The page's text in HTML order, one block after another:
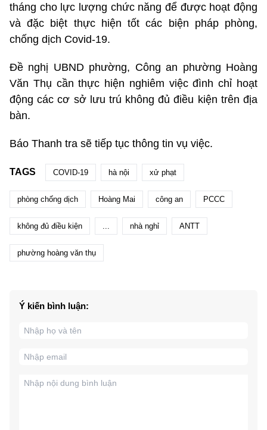
tháng cho lực lượng chức năng để được hoạt động
và đặc biệt thực hiện tốt các biện pháp phòng,
chống dịch Covid-19.
Đề nghị UBND phường, Công an phường Hoàng
Văn Thụ cần thực hiện nghiêm việc đình chỉ hoạt
động các cơ sở lưu trú không đủ điều kiện trên địa
bàn.
Báo Thanh tra sẽ tiếp tục thông tin vụ việc.
TAGS COVID-19 hà nội xử phạt
phòng chống dịch Hoàng Mai công an PCCC
không đủ điều kiện nhà nghỉ ANTT
phường hoàng văn thụ
Ý kiến bình luận: